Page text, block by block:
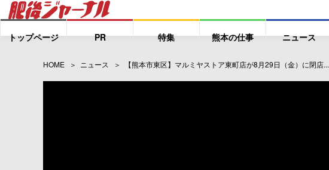
トップページ PR 特集 熊本の仕事 ニュース
HOME ニュース 【熊本市東区】マルミヤストア東町店が8月29日（金）に閉店...